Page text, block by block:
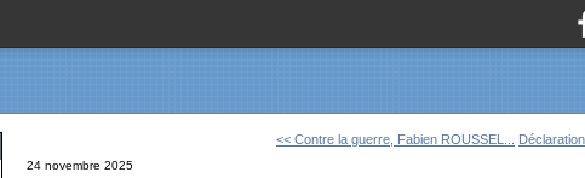
<< Contre la guerre, Fabien ROUSSEL...
24 novembre 2025